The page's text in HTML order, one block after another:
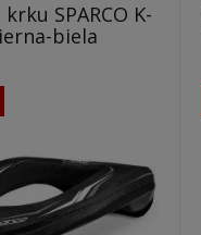
SPARCO K-
biela